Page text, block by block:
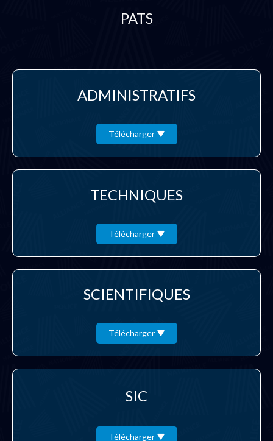
PATS
ADMINISTRATIFS
Télécharger
TECHNIQUES
Télécharger
SCIENTIFIQUES
Télécharger
SIC
Télécharger